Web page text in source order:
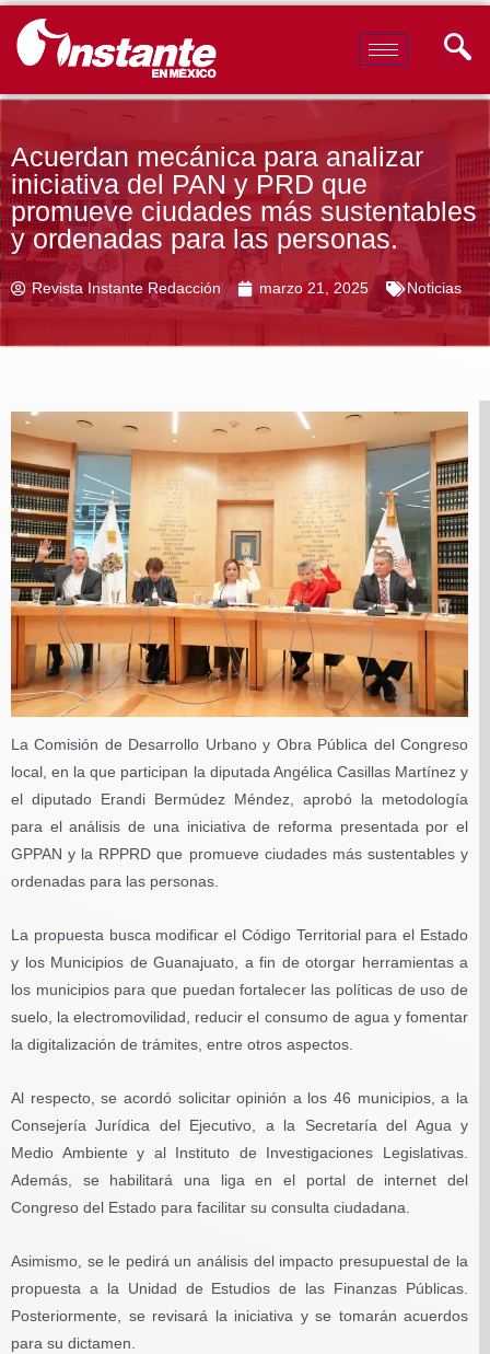
Acuerdan mecánica para analizar
iniciativa del PAN y PRD que
promueve ciudades más sustentables
y ordenadas para las personas.
Revista Instante Redacción marzo 21, 2025 Noticias
La Comisión de Desarrollo Urbano y Obra Pública del Congreso
local, en la que participan la diputada Angélica Casillas Martínez y
el diputado Erandi Bermúdez Méndez, aprobó la metodología
para el análisis de una iniciativa de reforma presentada por el
GPPAN y la RPPRD que promueve ciudades más sustentables y
ordenadas para las personas.
La propuesta busca modificar el Código Territorial para el Estado
y los Municipios de Guanajuato, a fin de otorgar herramientas a
los municipios para que puedan fortalecer las políticas de uso de
suelo, la electromovilidad, reducir el consumo de agua y fomentar
la digitalización de trámites, entre otros aspectos.
Al respecto, se acordó solicitar opinión a los 46 municipios, a la
Consejería Jurídica del Ejecutivo, a la Secretaría del Agua y
Medio Ambiente y al Instituto de Investigaciones Legislativas.
Además, se habilitará una liga en el portal de internet del
Congreso del Estado para facilitar su consulta ciudadana.
Asimismo, se le pedirá un análisis del impacto presupuestal de la
propuesta a la Unidad de Estudios de las Finanzas Públicas.
Posteriormente, se revisará la iniciativa y se tomarán acuerdos
para su dictamen.